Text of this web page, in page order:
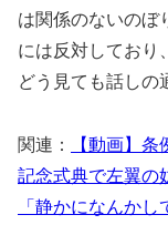
は関係のないのぼ
には反対しており
どう見ても話しの
関連：
【動画】
記念式典で左翼の
「静かになんか